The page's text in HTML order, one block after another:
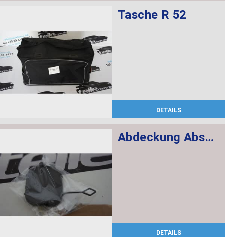
Tasche R 52
DETAILS
Abdeckung Abschleppöse grundiert vorn
DETAILS